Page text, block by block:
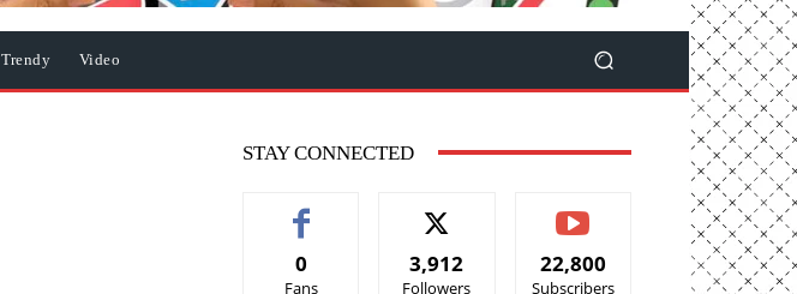
Trendy Video
STAY CONNECTED
0
Fans
3,912
Followers
22,800
Subscribers